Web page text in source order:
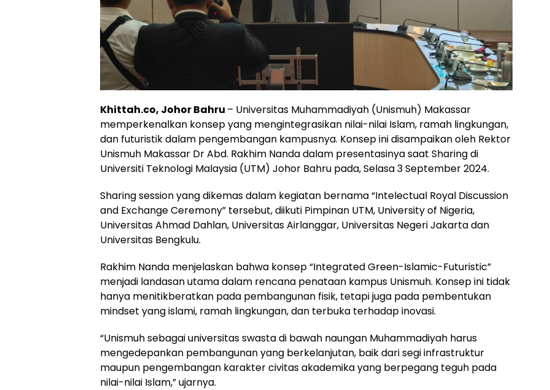
Khittah.co, Johor Bahru – Universitas Muhammadiyah (Unismuh) Makassar
memperkenalkan konsep yang mengintegrasikan nilai-nilai Islam, ramah lingkungan,
dan futuristik dalam pengembangan kampusnya. Konsep ini disampaikan oleh Rektor
Unismuh Makassar Dr Abd. Rakhim Nanda dalam presentasinya saat Sharing di
Universiti Teknologi Malaysia (UTM) Johor Bahru pada, Selasa 3 September 2024.
Sharing session yang dikemas dalam kegiatan bernama “Intelectual Royal Discussion
and Exchange Ceremony” tersebut, diikuti Pimpinan UTM, University of Nigeria,
Universitas Ahmad Dahlan, Universitas Airlanggar, Universitas Negeri Jakarta dan
Universitas Bengkulu.
Rakhim Nanda menjelaskan bahwa konsep “Integrated Green-Islamic-Futuristic”
menjadi landasan utama dalam rencana penataan kampus Unismuh. Konsep ini tidak
hanya menitikberatkan pada pembangunan fisik, tetapi juga pada pembentukan
mindset yang islami, ramah lingkungan, dan terbuka terhadap inovasi.
“Unismuh sebagai universitas swasta di bawah naungan Muhammadiyah harus
mengedepankan pembangunan yang berkelanjutan, baik dari segi infrastruktur
maupun pengembangan karakter civitas akademika yang berpegang teguh pada
nilai-nilai Islam,” ujarnya.